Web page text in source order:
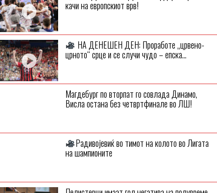
качи на европскиот врв!
НА ДЕНЕШЕН ДЕН: Проработе „црвено-
црното“ срце и се случи чудо – епска...
Магдебург по вторпат го совлада Динамо,
Висла остана без четвртфинале во ЛШ!
Радивојевиќ во тимот на колото во Лигата
на шампионите